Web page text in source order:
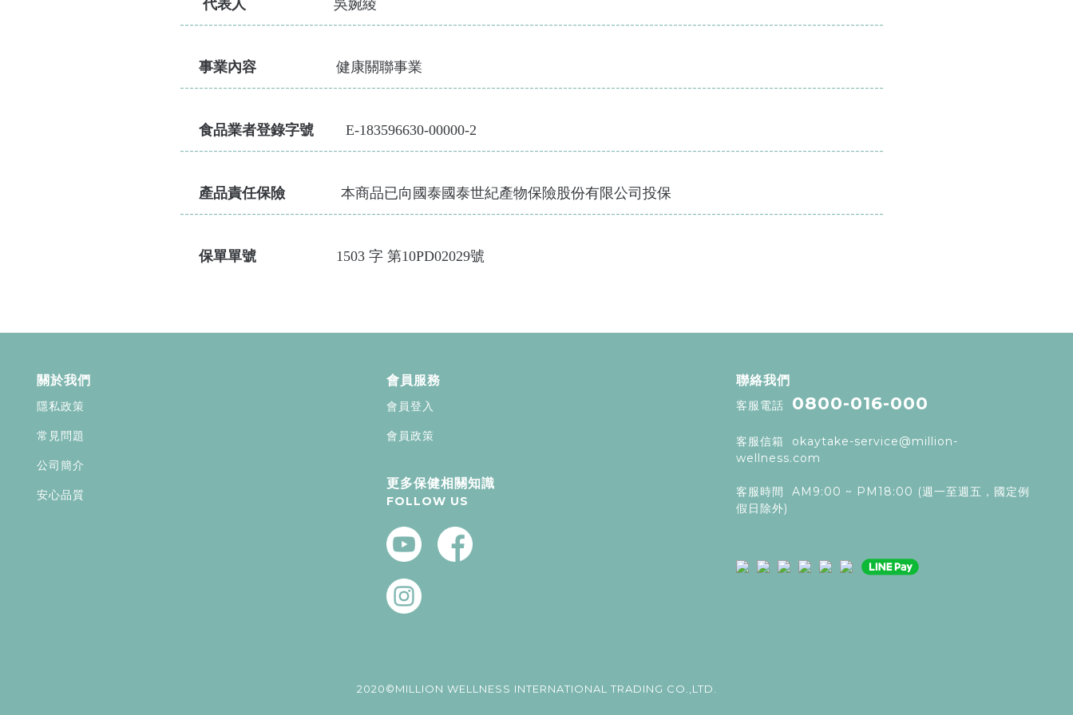
代表人 吳婉綾
---------------------------------------------------------------------------------------------------------------------------------------------------
事業內容 健康關聯事業
---------------------------------------------------------------------------------------------------------------------------------------------------
食品業者登錄字號 E-183596630-00000-2
---------------------------------------------------------------------------------------------------------------------------------------------------
產品責任保險 本商品已向國泰國泰世紀產物保險股份有限公司 投保
---------------------------------------------------------------------------------------------------------------------------------------------------
保單單號 1503 字 第10PD02029號
關於我們
隱私政策
常見問題
公司簡介
安心品質
會員服務
會員登入
會員政策
更多保健相關知識
FOLLOW US
聯絡我們
客服電話 0800-016-000
客服信箱 okaytake-service@million-
wellness.com
客服時間 AM9:00 ~ PM18:00 (週一至週五，國定例
假日除外)
2020©MILLION WELLNESS INTERNATIONAL TRADING CO.,LTD.